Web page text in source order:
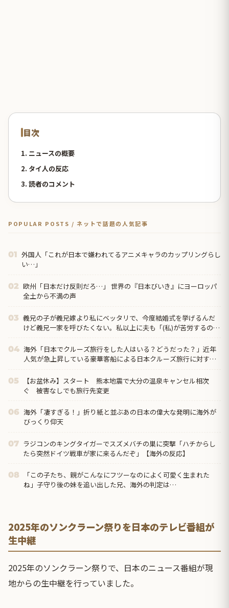
目次
1. ニュースの概要
2. タイ人の反応
3. 読者のコメント
POPULAR POSTS / ネットで話題の人気記事
01 外国人「これが日本で嫌われてるアニメキャラのカップリングらし
い…」
02 欧州「日本だけ反則だろ…」 世界の『日本びいき』にヨーロッパ
全土から不満の声
03 義兄の子が義兄嫁より私にベッタリで、今度結婚式を挙げるんだ
けど義兄一家を呼びたくない。私以上に夫も「(私)が苦労するのが
04 海外「日本でクルーズ旅行をした人はいる？どうだった？」近年
人気が急上昇している豪華客船による日本クルーズ旅行に対する
05
【お盆休み】スタート 熊本地震で大分の温泉キャンセル相次
ぐ 被害なしでも旅行先変更
06 海外「凄すぎる！」折り紙と並ぶあの日本の偉大な発明に海外が
びっくり仰天
07 ラジコンのキングタイガーでスズメバチの巣に突撃「ハチからし
たら突然ドイツ戦車が家に来るんだぞ」【海外の反応】
08
「この子たち、親がこんなにフツーなのによく可愛く生まれた
ね」子守り後の妹を追い出した兄、海外の判定は…
2025年のソンクラーン祭りを日本のテレビ番組が
生中継
2025年のソンクラーン祭りで、日本のニュース番組が現
地からの生中継を行っていました。